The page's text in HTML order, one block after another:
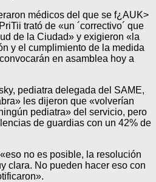
médicos del que se f¿AUK>
trató de «un ´correctivo´ que
de la Ciudad» y exigieron «la
y el cumplimiento de la medida
en asamblea hoy a
pediatra delegada del SAME,
les dijeron que «volverían
pediatra» del servicio, pero
de guardias con un 42% de
no es posible, la resolución
clara. No pueden hacer eso con